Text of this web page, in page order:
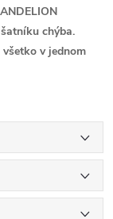
chýba.
v jednom